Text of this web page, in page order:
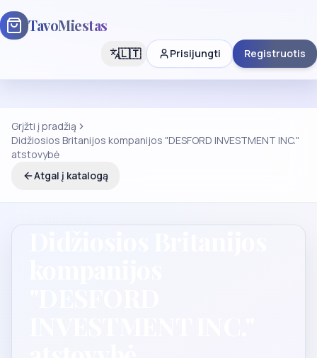
TavoMiestas
🇱🇹 Prisijungti Registruotis
Grįžti į pradžią
Didžiosios Britanijos kompanijos "DESFORD INVESTMENT INC."
atstovybė
Atgal į katalogą